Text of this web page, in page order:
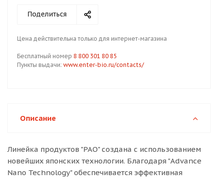
Поделиться
Цена действительна только для интернет-магазина
Бесплатный номер 8 800 301 80 85
Пункты выдачи: www.enter-bio.ru/contacts/
Описание
Линейка продуктов "РАО" создана с использованием
новейших японских технологии. Благодаря "Advance
Nano Technology" обеспечивается эффективная